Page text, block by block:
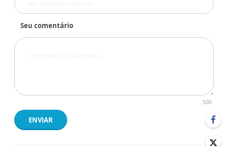
Seu comentário
500
ENVIAR